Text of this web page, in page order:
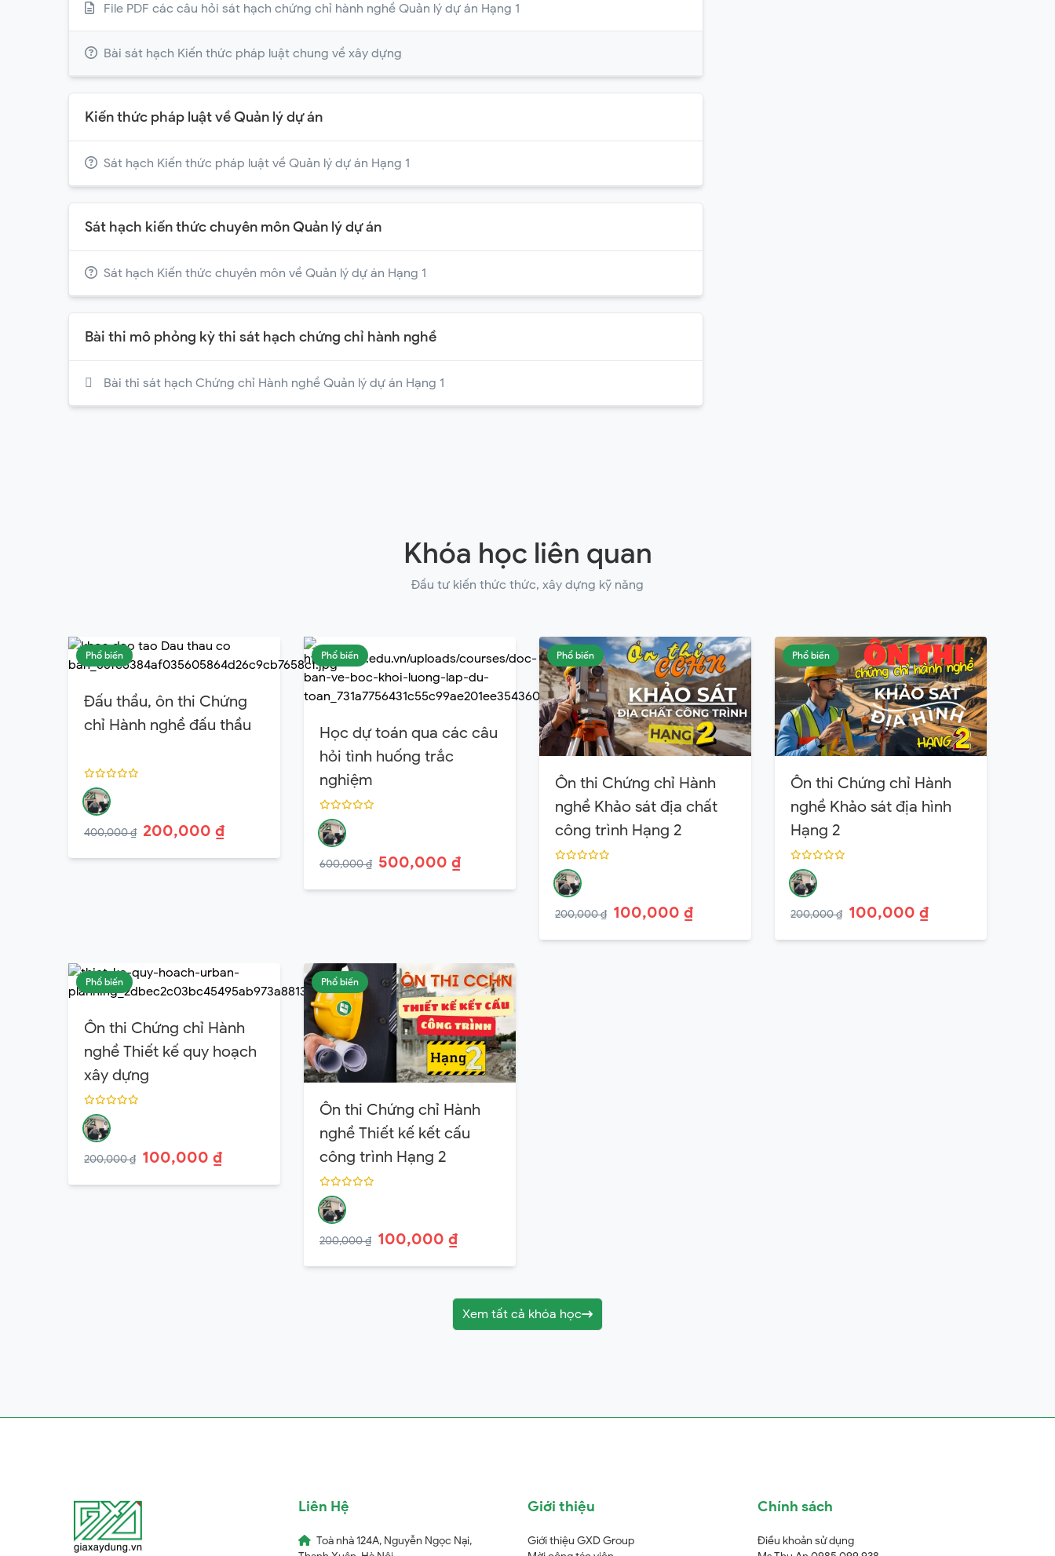
File PDF các câu hỏi sát hạch chứng chỉ hành nghề Quản lý dự án Hạng 1
Bài sát hạch Kiến thức pháp luật chung về xây dựng
Kiến thức pháp luật về Quản lý dự án
Sát hạch Kiến thức pháp luật về Quản lý dự án Hạng 1
Sát hạch kiến thức chuyên môn Quản lý dự án​​​​​​​
Sát hạch Kiến thức chuyên môn về Quản lý dự án​ Hạng 1
Bài thi mô phỏng kỳ thi sát hạch chứng chỉ hành nghề
Bài thi sát hạch Chứng chỉ Hành nghề Quản lý dự án Hạng 1
Khóa học liên quan
Đầu tư kiến thức thức, xây dựng kỹ năng
Phổ biến
Đấu thầu, ôn thi Chứng
chỉ Hành nghề đấu thầu
400,000 ₫ 200,000 ₫
Phổ biến
Học dự toán qua các câu
hỏi tình huống trắc
nghiệm
600,000 ₫ 500,000 ₫
Phổ biến
Ôn thi Chứng chỉ Hành
nghề Khảo sát địa chất
công trình Hạng 2
200,000 ₫ 100,000 ₫
Phổ biến
Ôn thi Chứng chỉ Hành
nghề Khảo sát địa hình
Hạng 2
200,000 ₫ 100,000 ₫
Phổ biến
Ôn thi Chứng chỉ Hành
nghề Thiết kế quy hoạch
xây dựng
200,000 ₫ 100,000 ₫
Phổ biến
Ôn thi Chứng chỉ Hành
nghề Thiết kế kết cấu
công trình Hạng 2
200,000 ₫ 100,000 ₫
Xem tất cả khóa học
Liên Hệ
Toà nhà 124A, Nguyễn Ngọc Nại,
Giới thiệu
Giới thiệu GXD Group
Chính sách
Điều khoản sử dụng